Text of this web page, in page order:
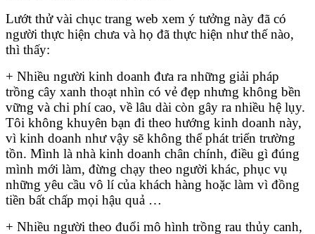
Lướt thử vài chục trang web xem ý tưởng này đã có
người thực hiện chưa và họ đã thực hiện như thế nào,
thì thấy:
+ Nhiều người kinh doanh đưa ra những giải pháp
trồng cây xanh thoạt nhìn có vẻ đẹp nhưng không bền
vững và chi phí cao, về lâu dài còn gây ra nhiều hệ lụy.
Tôi không khuyên bạn đi theo hướng kinh doanh này,
vì kinh doanh như vậy sẽ không thể phát triển trường
tồn. Mình là nhà kinh doanh chân chính, điều gì đúng
mình mới làm, đừng chạy theo người khác, phục vụ
những yêu cầu vô lí của khách hàng hoặc làm vì đồng
tiền bất chấp mọi hậu quả …
+ Nhiều người theo đuổi mô hình trồng rau thủy canh,